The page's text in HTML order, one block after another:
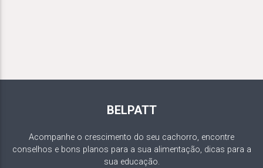
BELPATT
Acompanhe o crescimento do seu cachorro, encontre
conselhos e bons planos para a sua alimentação, dicas para a
sua educação.